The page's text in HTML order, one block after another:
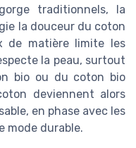
traditionnels, la
la douceur du coton
de matière limite les
la peau, surtout
bio ou du coton bio
deviennent alors
en phase avec les
mode durable.